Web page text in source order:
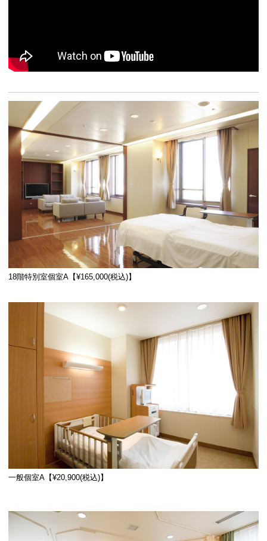
18階特別室個室A【¥165,000(税込)】
一般個室A【¥20,900(税込)】